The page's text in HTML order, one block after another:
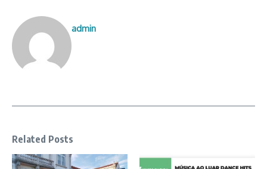
admin
Related Posts